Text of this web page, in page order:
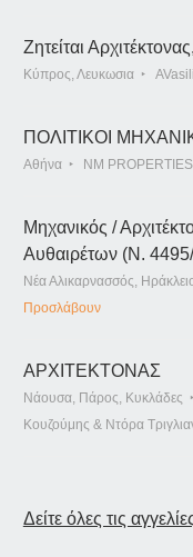
Ζητείται Αρχιτέκτονας,
Κύπρος, Λευκωσια
ΠΟΛΙΤΙΚΟΙ
Αθήνα NM PROPERTIES
Μηχανικός /
Αυθαιρέτων (Ν.
Νέα Αλικαρνασσός,
Προσλάβουν
ΑΡΧΙΤΕΚΤΟΝΑΣ
Νάουσα, Πάρος, Κυκλάδες
Κουζούμης & Ντόρα
Δείτε όλες τις